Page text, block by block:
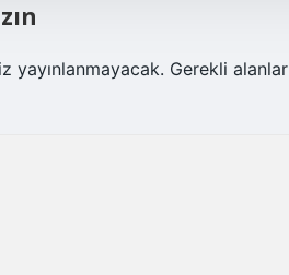
yayınlanmayacak. Gerekli alanlar